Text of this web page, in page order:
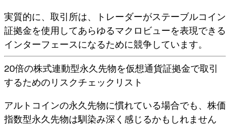
実質的に、取引所は、トレーダーがステーブルコイン
証拠金を使用してあらゆるマクロビューを表現できる
インターフェースになるために競争しています。
20倍の株式連動型永久先物を仮想通貨証拠金で取引
するためのリスクチェックリスト
アルトコインの永久先物に慣れている場合でも、株価
指数型永久先物は馴染み深く感じるかもしれません